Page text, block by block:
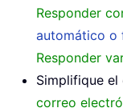
Responder
automático o
Responder
Simplifique
correo